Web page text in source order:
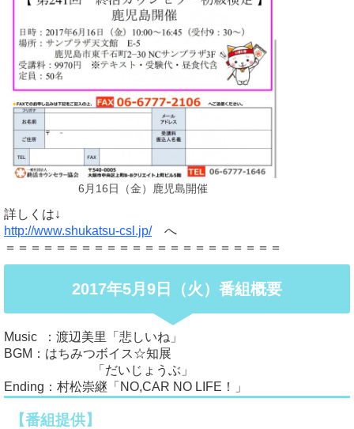
6月16日（金）鹿児島開催
詳しくは↓
http://www.shukatsu-csl.jp/へ
＝＝＝＝＝＝＝＝＝＝＝＝＝＝＝＝＝＝＝＝＝＝
2017年5月9日（火）番組概要
Music ：渡辺美里「悲しいね」
BGM：はちみつボイス☆知展
「だいじょうぶ」
Ending：村松崇継「NO,CAR NO LIFE！」
【番組提供】